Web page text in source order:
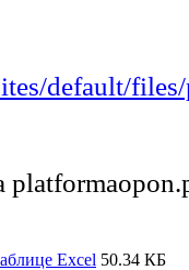
Excel 50.34 КБ